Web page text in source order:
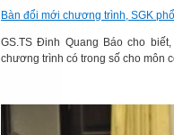
Bàn đổi mới chương trình, SGK
GS.TS Đinh Quang Báo cho
chương trình có trong số cho môn